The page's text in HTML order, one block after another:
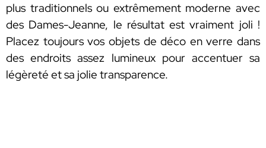
plus traditionnels ou extrêmement moderne avec
des Dames-Jeanne, le résultat est vraiment joli !
Placez toujours vos objets de déco en verre dans
des endroits assez lumineux pour accentuer sa
légèreté et sa jolie transparence.